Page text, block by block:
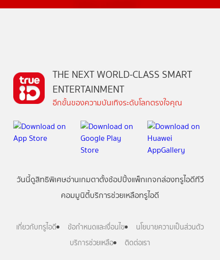
THE NEXT WORLD-CLASS SMART
ENTERTAINMENT
อีกขั้นของความบันเทิงระดับโลกตรงใจคุณ
วันนี้ดูสิทธิพิเศษอ่านเกมตาตั้งช้อปปิ้งแพ็กเกจกล่องทรูไอดีทีวี
คอมมูนิตี้บริการช่วยเหลือทรูไอดี
เกี่ยวกับทรูไอดี ข้อกำหนดและเงื่อนไข
นโยบายความเป็นส่วนตัว
บริการช่วยเหลือ
ติดต่อเรา